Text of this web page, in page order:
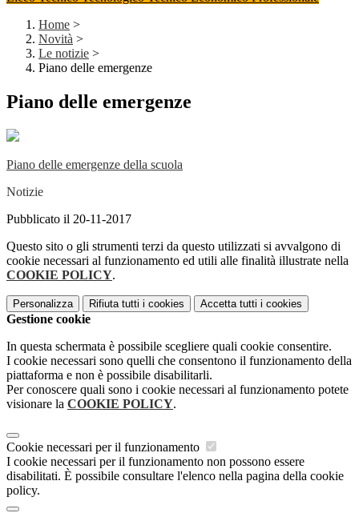
Home >
Novità >
Le notizie >
Piano delle emergenze
Piano delle emergenze
Piano delle emergenze della scuola
Notizie
Pubblicato il 20-11-2017
Questo sito o gli strumenti terzi da questo utilizzati si avvalgono di
cookie necessari al funzionamento ed utili alle finalità illustrate nella
COOKIE POLICY.
Personalizza Rifiuta tutti i cookies Accetta tutti i cookies
Gestione cookie
In questa schermata è possibile scegliere quali cookie consentire.
I cookie necessari sono quelli che consentono il funzionamento della
piattaforma e non è possibile disabilitarli.
Per conoscere quali sono i cookie necessari al funzionamento potete
visionare la COOKIE POLICY.
Cookie necessari per il funzionamento
I cookie necessari per il funzionamento non possono essere
disabilitati. È possibile consultare l'elenco nella pagina della cookie
policy.